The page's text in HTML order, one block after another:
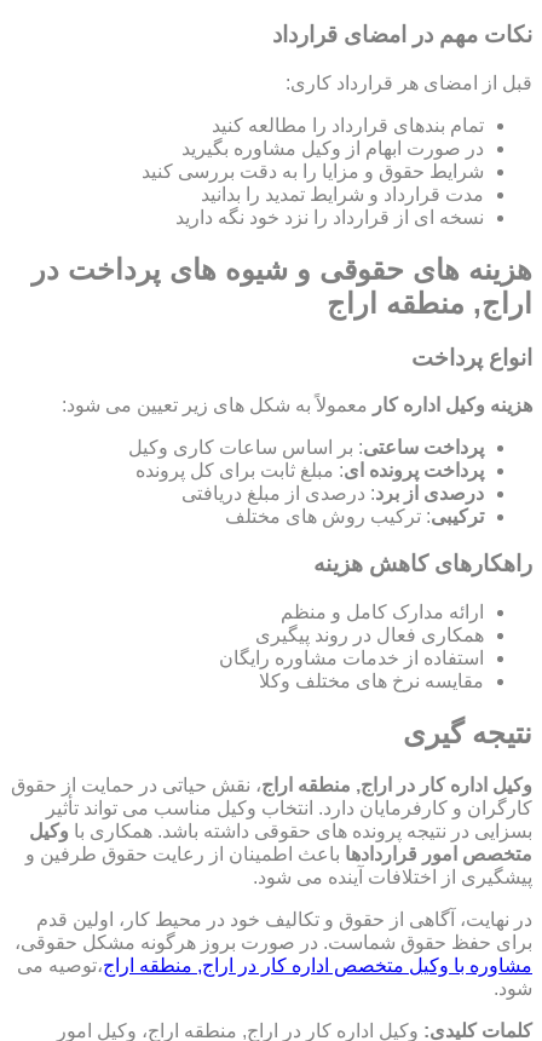
نکات مهم در امضای قرارداد
قبل از امضای هر قرارداد کاری:
تمام بندهای قرارداد را مطالعه کنید
در صورت ابهام از وکیل مشاوره بگیرید
شرایط حقوق و مزایا را به دقت بررسی کنید
مدت قرارداد و شرایط تمدید را بدانید
نسخه ای از قرارداد را نزد خود نگه دارید
هزینه های حقوقی و شیوه های پرداخت در
اراج, منطقه اراج
انواع پرداخت
هزینه وکیل اداره کار معمولاً به شکل های زیر تعیین می شود:
پرداخت ساعتی: بر اساس ساعات کاری وکیل
پرداخت پرونده ای: مبلغ ثابت برای کل پرونده
درصدی از برد: درصدی از مبلغ دریافتی
ترکیبی: ترکیب روش های مختلف
راهکارهای کاهش هزینه
ارائه مدارک کامل و منظم
همکاری فعال در روند پیگیری
استفاده از خدمات مشاوره رایگان
مقایسه نرخ های مختلف وکلا
نتیجه گیری
وکیل اداره کار در اراج, منطقه اراج، نقش حیاتی در حمایت از حقوق
کارگران و کارفرمایان دارد. انتخاب وکیل مناسب می تواند تأثیر
بسزایی در نتیجه پرونده های حقوقی داشته باشد. همکاری با وکیل
متخصص امور قراردادها باعث اطمینان از رعایت حقوق طرفین و
پیشگیری از اختلافات آینده می شود.
در نهایت، آگاهی از حقوق و تکالیف خود در محیط کار، اولین قدم
برای حفظ حقوق شماست. در صورت بروز هرگونه مشکل حقوقی،
مشاوره با وکیل متخصص اداره کار در اراج, منطقه اراج،توصیه می
شود.
کلمات کلیدی: وکیل اداره کار در اراج, منطقه اراج، وکیل امور